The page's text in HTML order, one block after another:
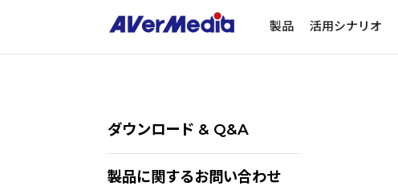
製品 活用シナリオ
ダウンロード & Q&A
製品に関するお問い合わせ